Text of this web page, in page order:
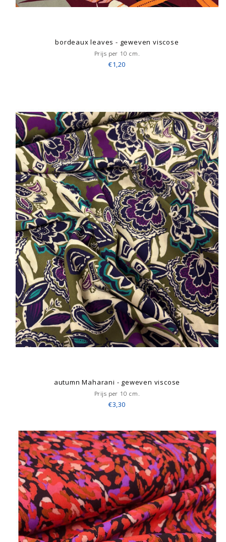
bordeaux leaves - geweven viscose
Prijs per 10 cm.
€1,20
autumn Maharani - geweven viscose
Prijs per 10 cm.
€3,30